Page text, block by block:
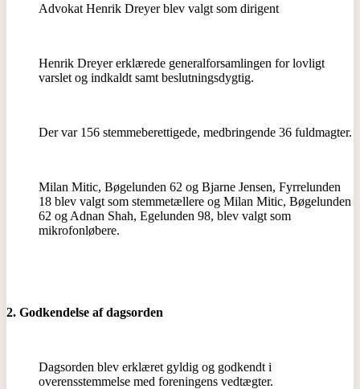
Advokat Henrik Dreyer blev valgt som dirigent
Henrik Dreyer erklærede generalforsamlingen for lovligt
varslet og indkaldt samt beslutningsdygtig.
Der var 156 stemmeberettigede, medbringende 36 fuldmagter.
Milan Mitic, Bøgelunden 62 og Bjarne Jensen, Fyrrelunden
18 blev valgt som stemmetællere og Milan Mitic, Bøgelunden
62 og Adnan Shah, Egelunden 98, blev valgt som
mikrofonløbere.
2. Godkendelse af dagsorden
Dagsorden blev erklæret gyldig og godkendt i
overensstemmelse med foreningens vedtægter.